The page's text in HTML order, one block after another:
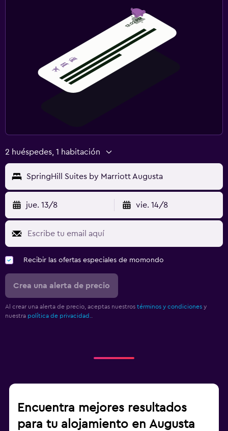
2 huéspedes, 1 habitación
SpringHill Suites by Marriott Augusta
jue. 13/8 vie. 14/8
Recibir las ofertas especiales de momondo
Crea una alerta de precio
Al crear una alerta de precio, aceptas nuestros términos y condiciones y
nuestra política de privacidad.
Encuentra mejores resultados
para tu alojamiento en Augusta